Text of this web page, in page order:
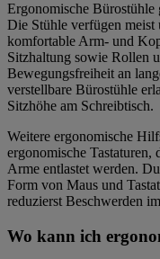
Ergonomische Bürostühle
Die Stühle verfügen meist
komfortable Arm- und
Sitzhaltung sowie Rollen
Bewegungsfreiheit an
verstellbare Bürostühle
Sitzhöhe am Schreibtisch.
Weitere ergonomische
ergonomische Tastaturen,
Arme entlastet werden.
Form von Maus und
reduzierst Beschwerden
Wo kann ich